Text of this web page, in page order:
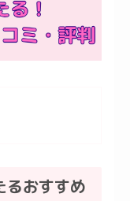
るおすすめ